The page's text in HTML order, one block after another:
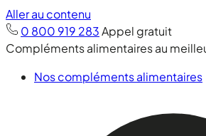
Aller au contenu
0 800 919 283Appel gratuit
Compléments alimentaires au
Nos compléments alimentaires